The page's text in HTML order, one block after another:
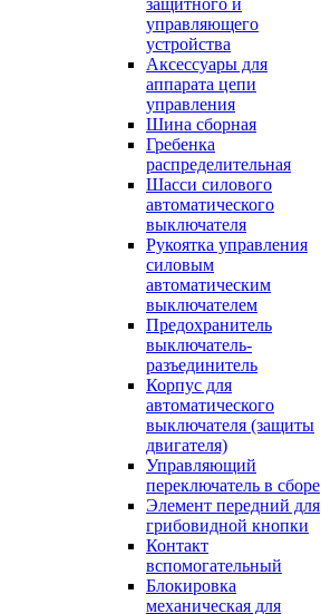
защитного и
управляющего
устройства
Аксессуары для
аппарата цепи
управления
Шина сборная
Гребенка
распределительная
Шасси силового
автоматического
выключателя
Рукоятка управления
силовым
автоматическим
выключателем
Предохранитель
выключатель-
разъединитель
Корпус для
автоматического
выключателя (защиты
двигателя)
Управляющий
переключатель в сборе
Элемент передний для
грибовидной кнопки
Контакт
вспомогательный
Блокировка
механическая для